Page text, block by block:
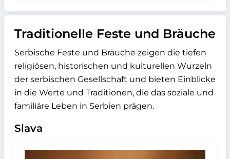
Traditionelle Feste und Bräuche
Serbische Feste und Bräuche zeigen die tiefen
religiösen, historischen und kulturellen Wurzeln
der serbischen Gesellschaft und bieten Einblicke
in die Werte und Traditionen, die das soziale und
familiäre Leben in Serbien prägen.
Slava